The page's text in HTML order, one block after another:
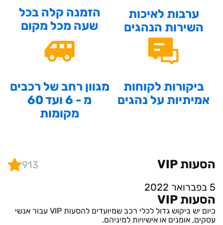
ערבות לאיכות
השירות הנהגים
הזמנה קלה בכל
שעה מכל מקום
ביקורות לקוחות
אמיתיות על נהגים
מגוון רחב של רכבים
מ - 6 ועד 60
מקומות
הסעות VIP
913
5 בפברואר 2022
הסעות VIP
כיום יש ביקוש גדול לכלי רכב שמיועדים להסעות VIP עבור אנשי
עסקים, אומנים או אישיויות למיניהם.